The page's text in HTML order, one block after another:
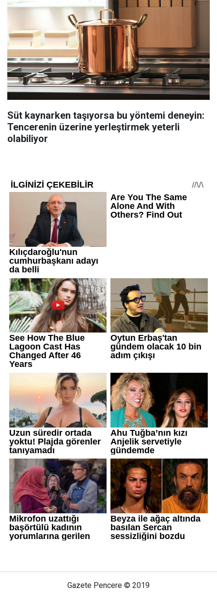
Süt kaynarken taşıyorsa bu yöntemi deneyin:
Tencerenin üzerine yerleştirmek yeterli
olabiliyor
Gazete Pencere © 2019